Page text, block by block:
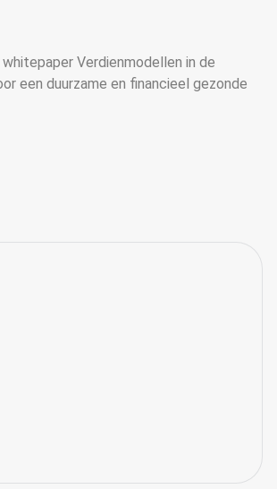
Verdienmodellen in de
een duurzame en financieel gezonde